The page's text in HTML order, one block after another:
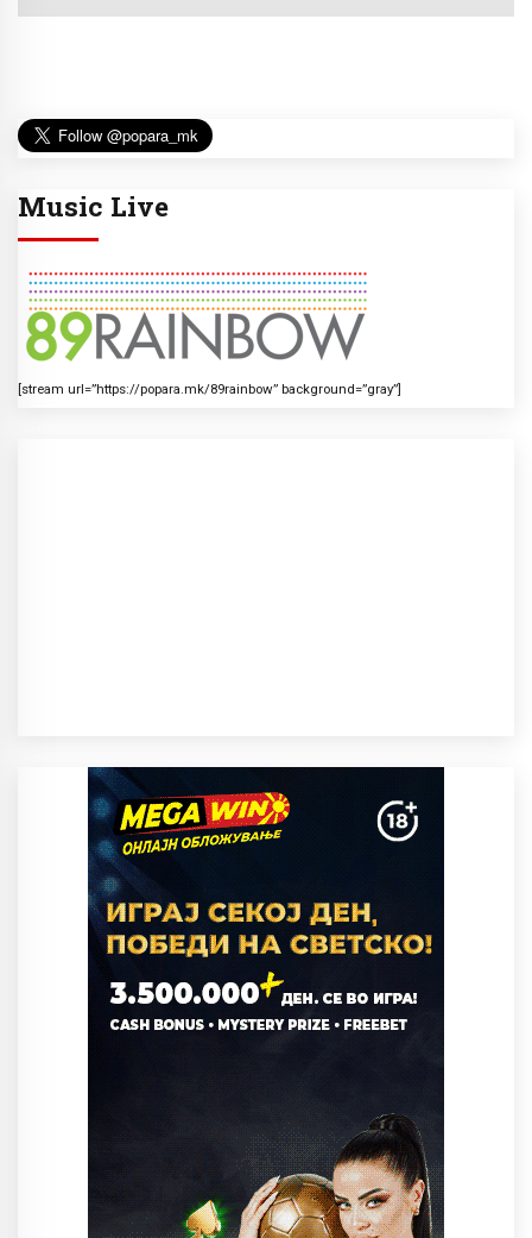
Music Live
[stream url=”https://popara.mk/89rainbow” background=”gray”]